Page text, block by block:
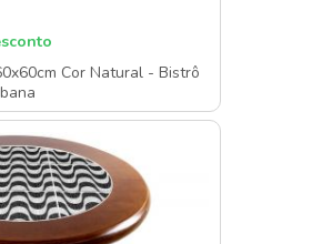
Cor Natural - Bistrô